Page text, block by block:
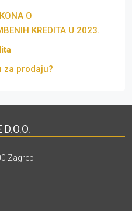
O
KREDITA U 2023.
za prodaju?
Zagreb